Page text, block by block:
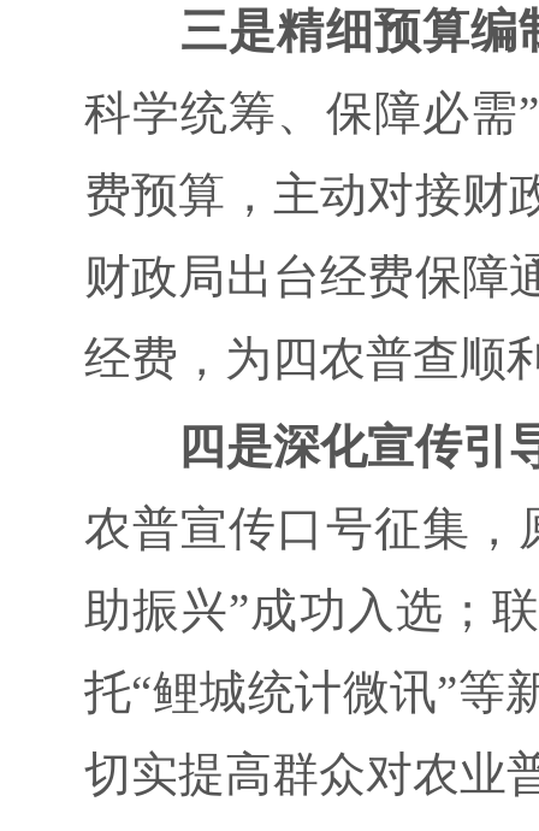
三是精细预算编
科学统筹、保障必需
费预算，主动对接财
财政局出台经费保障
经费，为四农普查顺
四是深化宣传引
农普宣传口号征集，
助振兴”成功入选；
托“鲤城统计微讯”等
切实提高群众对农业